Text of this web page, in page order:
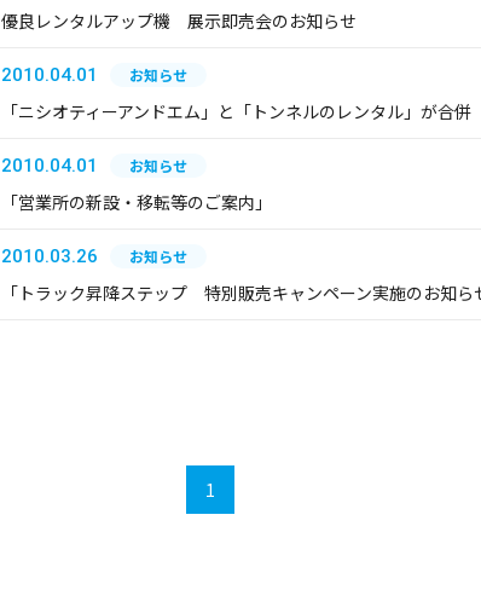
優良レンタルアップ機 展示即売会のお知らせ
2010.04.01 お知らせ
「ニシオティーアンドエム」と「トンネルのレンタル」が合併
2010.04.01 お知らせ
「営業所の新設・移転等のご案内」
2010.03.26 お知らせ
「トラック昇降ステップ 特別販売キャンペーン実施のお知ら
1